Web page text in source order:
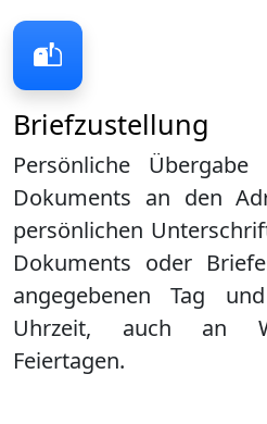
Briefzustellung
Persönliche
Dokuments an den
persönlichen
Dokuments oder
angegebenen Tag
Uhrzeit, auch an
Feiertagen.